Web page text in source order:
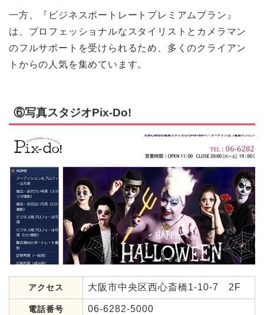
一方、『ビジネスポートレートプレミアムプラン』
は、プロフェッショナルなスタイリストとカメラマン
のフルサポートを受けられるため、多くのクライアン
トからの人気を集めています。
⑥写真スタジオPix-Do!
アクセス 大阪市中央区西心斎橋1-10-7 2F
電話番号 06-6282-5000